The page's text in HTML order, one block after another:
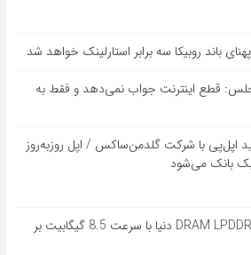
باند روبیکا سه برابر استارلینک خواهد شد
قطع اینترنت جواب نمی‌دهد و فقط به
اپل‌پی با شرکت گلدمن‌ساکس / اپل روزبه‌روز
بانک می‌شود
سامسونگ از سریع‌ترین DRAM LPDDR5X دنیا با سرعت 8.5 گیگابیت بر